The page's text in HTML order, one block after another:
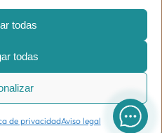
todas
todas
de privacidadAviso legal
Centro Oeste,